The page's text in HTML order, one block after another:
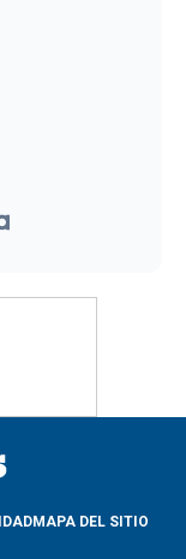
MAPA DEL SITIO